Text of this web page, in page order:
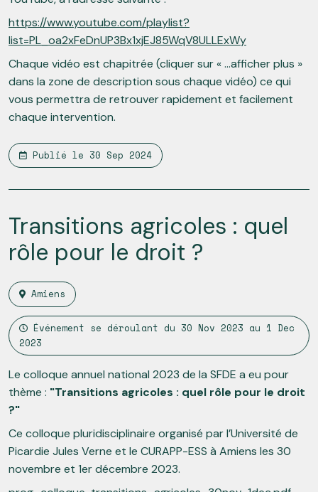
https://www.youtube.com/playlist?
list=PL_oa2xFeDnUP3Bx1xjEJ85WqV8ULLExWy
Chaque vidéo est chapitrée (cliquer sur « ...afficher plus »
dans la zone de description sous chaque vidéo) ce qui
vous permettra de retrouver rapidement et facilement
chaque intervention.
Publié le 30 Sep 2024
Transitions agricoles : quel
rôle pour le droit ?
Amiens
Événement se déroulant du 30 Nov 2023 au 1 Dec
2023
Le colloque annuel national 2023 de la SFDE a eu pour
thème : "Transitions agricoles : quel rôle pour le droit
?"
Ce colloque pluridisciplinaire organisé par l’Université de
Picardie Jules Verne et le CURAPP-ESS à Amiens les 30
novembre et 1er décembre 2023.